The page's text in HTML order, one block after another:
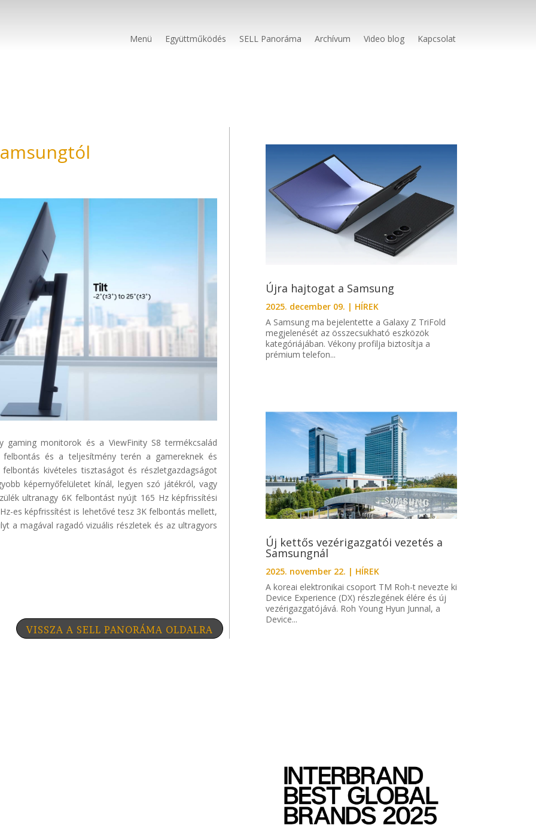
Menü Együttműködés SELL Panoráma Archívum Video blog Kapcsolat
gaming monitorok és a ViewFinity S8 termékcsalád
és a teljesítmény terén a gamereknek és
kivételes tisztaságot és részletgazdagságot
képernyőfelületet kínál, legyen szó játékról, vagy
ultranagy 6K felbontást nyújt 165 Hz képfrissítési
es képfrissítést is lehetővé tesz 3K felbontás mellett,
a magával ragadó vizuális részletek és az ultragyors
VISSZA A SELL PANORÁMA OLDALRA
Újra hajtogat a Samsung
2025. december 09. | HÍREK
A Samsung ma bejelentette a Galaxy Z TriFold
megjelenését az összecsukható eszközök
kategóriájában. Vékony profilja biztosítja a
prémium telefon...
Új kettős vezérigazgatói vezetés a
Samsungnál
2025. november 22. | HÍREK
A koreai elektronikai csoport TM Roh-t nevezte ki
Device Experience (DX) részlegének élére és új
vezérigazgatójává. Roh Young Hyun Junnal, a
Device...